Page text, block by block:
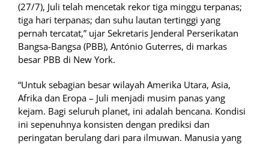
(27/7), Juli telah mencetak rekor tiga minggu terpanas;
tiga hari terpanas; dan suhu lautan tertinggi yang
pernah tercatat,” ujar Sekretaris Jenderal Perserikatan
Bangsa-Bangsa (PBB), António Guterres, di markas
besar PBB di New York.
“Untuk sebagian besar wilayah Amerika Utara, Asia,
Afrika dan Eropa – Juli menjadi musim panas yang
kejam. Bagi seluruh planet, ini adalah bencana. Kondisi
ini sepenuhnya konsisten dengan prediksi dan
peringatan berulang dari para ilmuwan. Manusia yang